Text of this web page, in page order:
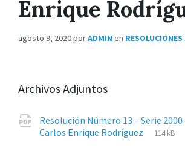
Enrique
agosto 9, 2020porADMIN en
Archivos Adjuntos
Resolución Número 13 – Serie
Carlos Enrique Rodríguez
pdf
Tamaño
114 kB